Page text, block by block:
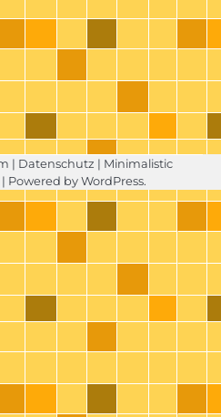
| Datenschutz | Minimalistic
Powered byWordPress.